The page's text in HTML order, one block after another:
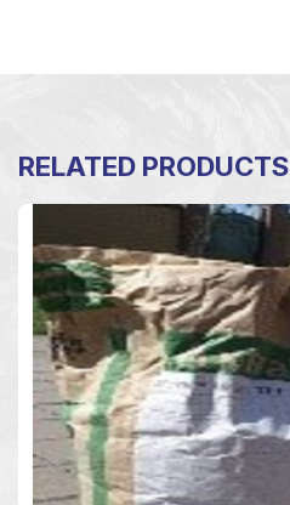
RELATED PRODUCTS